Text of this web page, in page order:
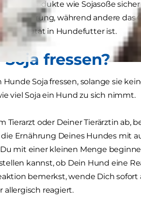
Sind Produkte wie Sojasoße
Ernährung, während andere das
Zutat in Hundefutter ist.
fressen?
Soja fressen, solange sie
viel Soja ein Hund zu sich nimmt.
Tierarzt oder Deiner Tierärztin ab,
Ernährung Deines Hundes mit
mit einer kleinen Menge
kannst, ob Dein Hund eine
bemerkst, wende Dich sofort
allergisch reagiert.